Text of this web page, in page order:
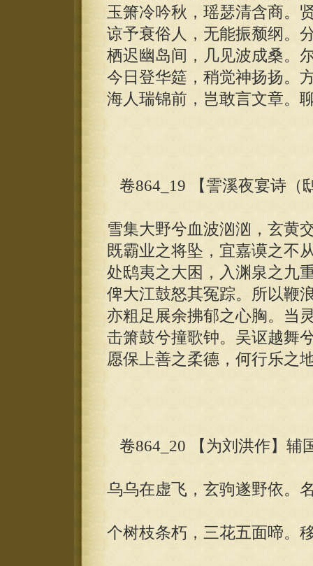
玉箫冷吟秋，瑶瑟清含商。
谅予衰俗人，无能振颓纲。
栖迟幽岛间，几见波成桑。
今日登华筵，稍觉神扬扬。
海人瑞锦前，岂敢言文章。
卷864_19 【霅溪夜宴诗（
雪集大野兮血波汹汹，玄黄
既霸业之将坠，宜嘉谟之不
处鸱夷之大困，入渊泉之九
俾大江鼓怒其冤踪。所以鞭
亦粗足展余拂郁之心胸。当
击箫鼓兮撞歌钟。吴讴越舞
愿保上善之柔德，何行乐之
卷864_20 【为刘洪作】辅
乌乌在虚飞，玄驹遂野依。
个树枝条朽，三花五面啼。